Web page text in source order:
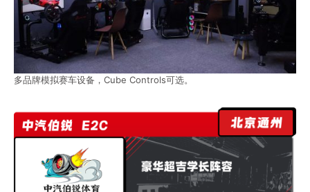
多品牌模拟赛车设备，Cube Controls可选。